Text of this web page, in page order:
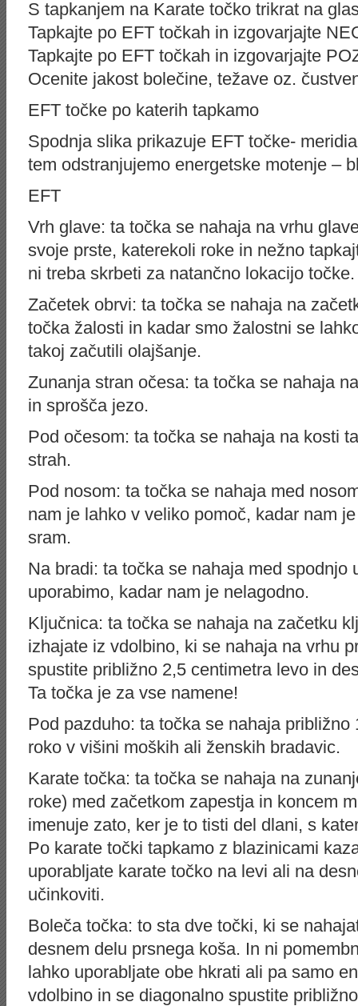
S tapkanjem na Karate točko trikrat na
Tapkajte po EFT točkah in izgovarjajte
Tapkajte po EFT točkah in izgovarjajte
Ocenite jakost bolečine, težave oz.
EFT točke po katerih tapkamo
Spodnja slika prikazuje EFT točke-
tem odstranjujemo energetske motenje –
EFT
Vrh glave: ta točka se nahaja na vrhu
svoje prste, katerekoli roke in nežno
ni treba skrbeti za natančno lokacijo točke.
Začetek obrvi: ta točka se nahaja na
točka žalosti in kadar smo žalostni se
takoj začutili olajšanje.
Zunanja stran očesa: ta točka se nahaja
in sprošča jezo.
Pod očesom: ta točka se nahaja na kosti
strah.
Pod nosom: ta točka se nahaja med
nam je lahko v veliko pomoč, kadar nam
sram.
Na bradi: ta točka se nahaja med spodnjo
uporabimo, kadar nam je nelagodno.
Ključnica: ta točka se nahaja na začetku
izhajate iz vdolbino, ki se nahaja na vrhu
spustite približno 2,5 centimetra levo in
Ta točka je za vse namene!
Pod pazduho: ta točka se nahaja
roko v višini moških ali ženskih bradavic.
Karate točka: ta točka se nahaja na
roke) med začetkom zapestja in koncem
imenuje zato, ker je to tisti del dlani, s
Po karate točki tapkamo z blazinicami
uporabljate karate točko na levi ali na
učinkoviti.
Boleča točka: to sta dve točki, ki se
desnem delu prsnega koša. In ni
lahko uporabljate obe hkrati ali pa samo
vdolbino in se diagonalno spustite